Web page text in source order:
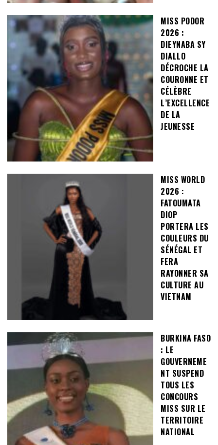
MISS PODOR
2026 :
DIEYNABA SY
DIALLO
DÉCROCHE LA
COURONNE ET
CÉLÈBRE
L’EXCELLENCE
DE LA
JEUNESSE
MISS WORLD
2026 :
FATOUMATA
DIOP
PORTERA LES
COULEURS DU
SÉNÉGAL ET
FERA
RAYONNER SA
CULTURE AU
VIETNAM
BURKINA FASO
: LE
GOUVERNEME
NT SUSPEND
TOUS LES
CONCOURS
MISS SUR LE
TERRITOIRE
NATIONAL